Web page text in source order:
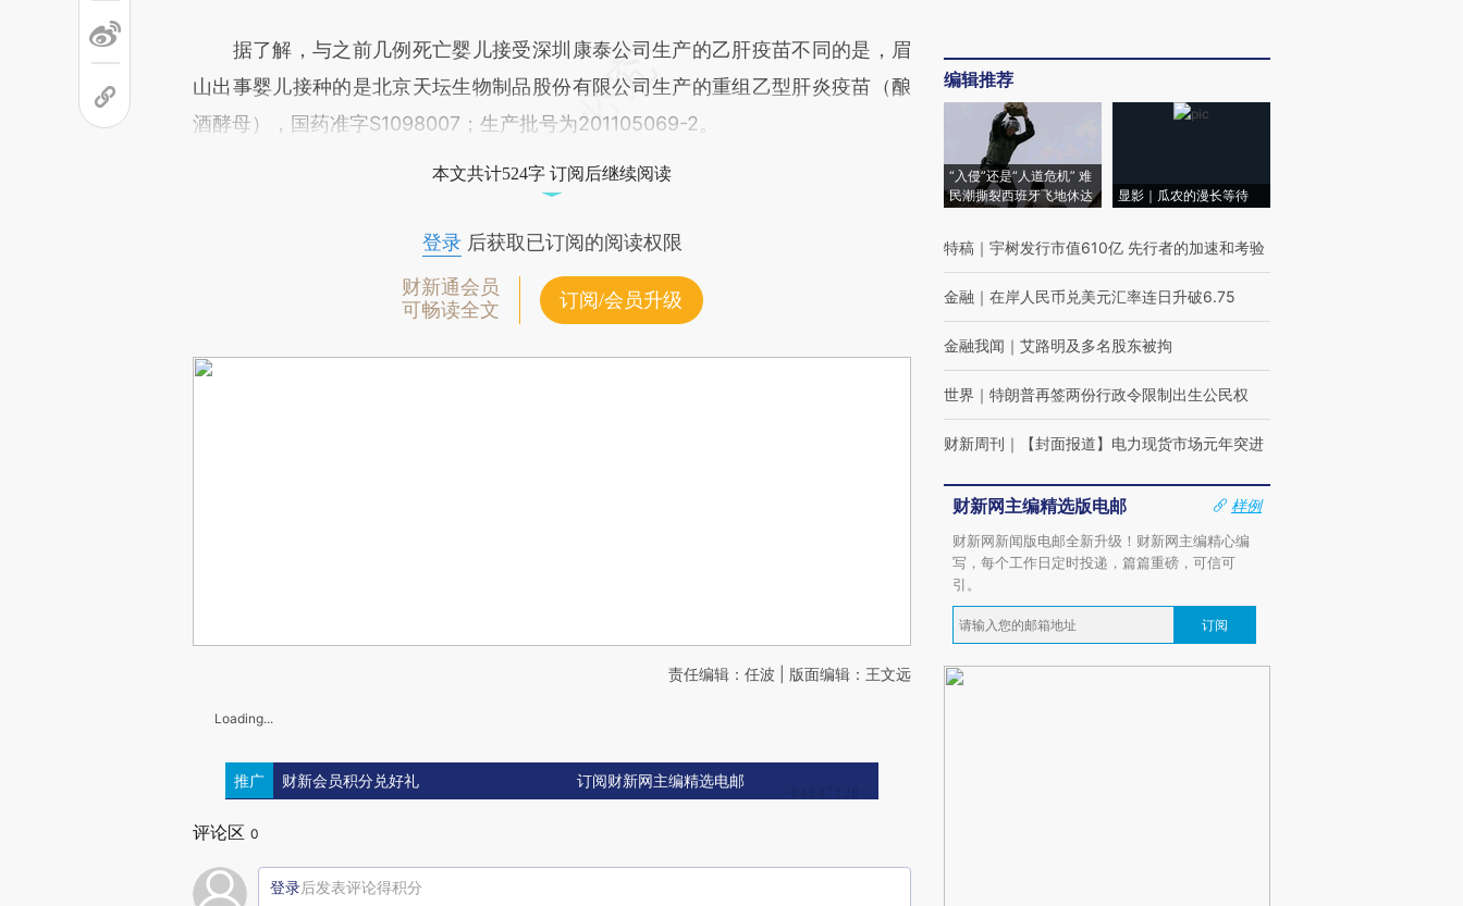
据了解，与之前几例死亡婴儿接受深圳康泰公司生产的乙肝疫苗不同的是，眉
山出事婴儿接种的是北京天坛生物制品股份有限公司生产的重组乙型肝炎疫苗（酿
酒酵母），国药准字S1098007；生产批号为201105069-2。
本文共计524字 订阅后继续阅读
登录后获取已订阅的阅读权限
财新通会员
可畅读全文
订阅/会员升级
责任编辑：任波 | 版面编辑：王文远
Loading...
推广 财新会员积分兑好礼 订阅财新网主编精选电邮
评论区 0
登录后发表评论得积分
编辑推荐
“入侵”还是“人道危机” 难
民潮撕裂西班牙飞地休达
显影｜瓜农的漫长等待
特稿 ｜ 宇树发行市值610亿 先行者的加速和考验
金融 ｜ 在岸人民币兑美元汇率连日升破6.75
金融我闻 ｜ 艾路明及多名股东被拘
世界 ｜ 特朗普再签两份行政令限制出生公民权
财新周刊 ｜ 【封面报道】电力现货市场元年突进
财新网主编精选版电邮
样例
财新网新闻版电邮全新升级！财新网主编精心编
写，每个工作日定时投递，篇篇重磅，可信可
引。
订阅